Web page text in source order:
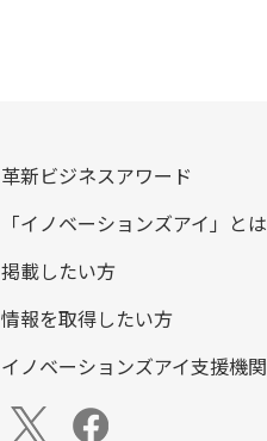
革新ビジネスアワード
「イノベーションズアイ」とは
掲載したい方
情報を取得したい方
イノベーションズアイ支援機関